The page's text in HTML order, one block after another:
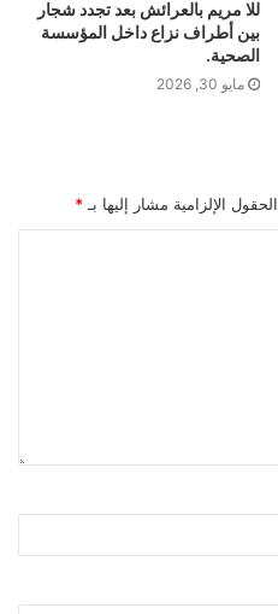
للا مريم بالعرائش بعد تجدد شجار
بين أطراف نزاع داخل المؤسسة
الصحية.
مايو 30, 2026
الحقول الإلزامية مشار إليها بـ *